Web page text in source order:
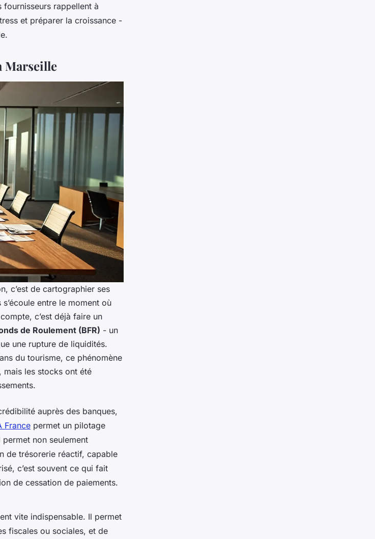
fournisseurs rappellent à
et préparer la croissance -
Marseille
c’est de cartographier ses
entre le moment où
c’est déjà faire un
de Roulement (BFR) - un
une rupture de liquidités.
du tourisme, ce phénomène
mais les stocks ont été
auprès des banques,
France permet un pilotage
permet non seulement
de trésorerie réactif, capable
c’est souvent ce qui fait
de cessation de paiements.
vite indispensable. Il permet
fiscales ou sociales, et de